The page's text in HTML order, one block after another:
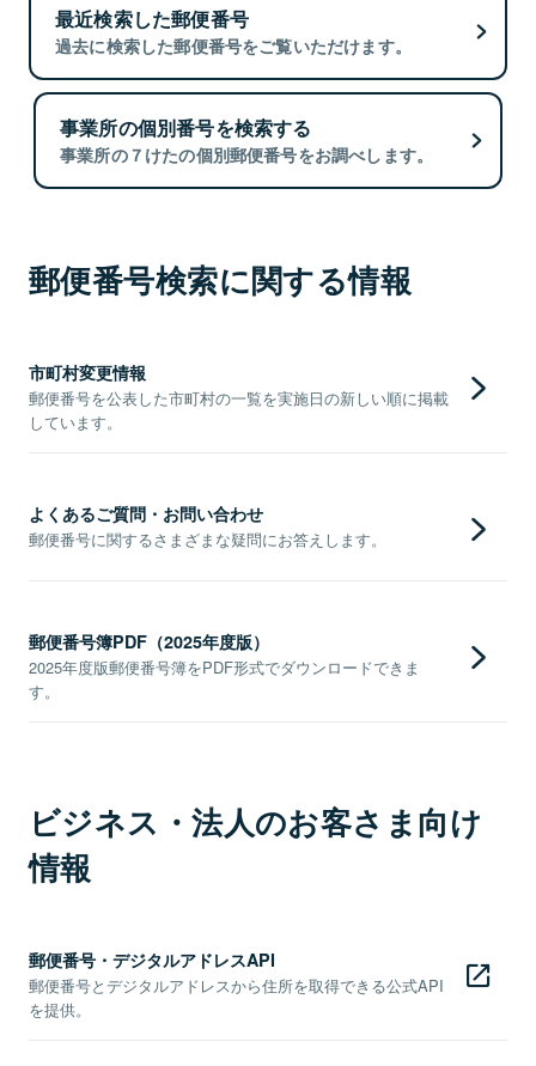
最近検索した郵便番号
過去に検索した郵便番号をご覧いただけます。
事業所の個別番号を検索する
事業所の７けたの個別郵便番号をお調べします。
郵便番号検索に関する情報
市町村変更情報
郵便番号を公表した市町村の一覧を実施日の新しい順に掲載
しています。
よくあるご質問・お問い合わせ
郵便番号に関するさまざまな疑問にお答えします。
郵便番号簿PDF（2025年度版）
2025年度版郵便番号簿をPDF形式でダウンロードできま
す。
ビジネス・法人のお客さま向け
情報
郵便番号・デジタルアドレスAPI
郵便番号とデジタルアドレスから住所を取得できる公式API
を提供。